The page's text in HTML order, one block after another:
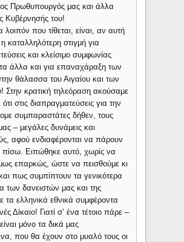
Πρωθυπουργός μας και άλλα
Κυβέρνησής του!
λοιπόν που τίθεται, είναι, αν αυτή
καταλληλότερη στιγμή για
και κλείσιμο συμφωνίας
άλλα και για επαναχάραξη των
θάλασσα του Αιγαίου και των
Στην κρατική τηλεόραση ακούσαμε
στις διαπραγματεύσεις για την
συμπαραστάτες δήθεν, τους
– μεγάλες δυνάμεις και
αφού ενδιαφέρονται να πάρουν
πίσω. Ειπώθηκε αυτό, χωρίς να
επαρκώς, ώστε να πεισθούμε κι
πως συμπίπτουν τα γενικότερα
των δανειστών μας και της
τα ελληνικά εθνικά συμφέροντα
Δίκαιο! Γιατί σ’ ένα τέτοιο πάρε –
μόνο τα δικά μας
που θα έχουν στο μυαλό τους οι